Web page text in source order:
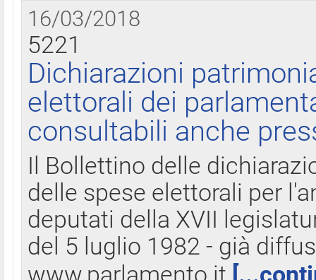
16/03/2018
5221
Dichiarazioni
elettorali dei
consultabili anche
Il Bollettino delle
delle spese elettorali per
deputati della XVII
del 5 luglio 1982 - già